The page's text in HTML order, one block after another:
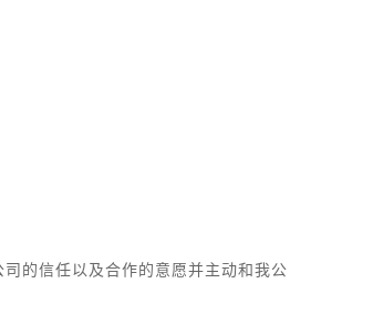
的信任以及合作的意愿并主动和我公